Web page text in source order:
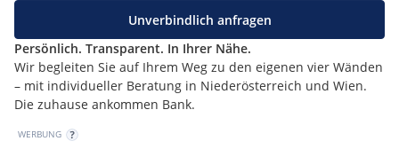
Persönlich. Transparent. In Ihrer Nähe.
Wir begleiten Sie auf Ihrem Weg zu den eigenen vier Wänden
– mit individueller Beratung in Niederösterreich und Wien.
Die zuhause ankommen Bank.
Unverbindlich anfragen
WERBUNG